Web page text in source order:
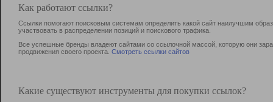
Как работают ссылки?
Ссылки помогают поисковым системам определить какой сайт наилучшим
участвовать в раcпределении позиций и поискового трафика.
Все успешные бренды владеют сайтами со ссылочной массой, которую они
продвижения своего проекта. Смотреть ссылки сайтов
Какие существуют инструменты для покупки ссылок?